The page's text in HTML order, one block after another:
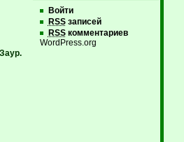
Войти
RSSзаписей
RSSкомментариев
WordPress.org